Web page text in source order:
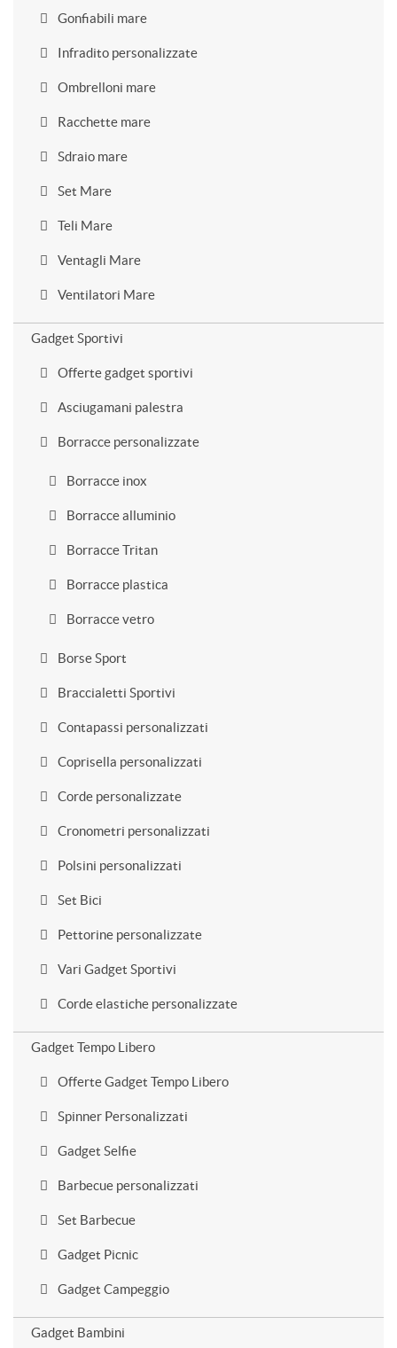
Gonfiabili mare
Infradito personalizzate
Ombrelloni mare
Racchette mare
Sdraio mare
Set Mare
Teli Mare
Ventagli Mare
Ventilatori Mare
Gadget Sportivi
Offerte gadget sportivi
Asciugamani palestra
Borracce personalizzate
Borracce inox
Borracce alluminio
Borracce Tritan
Borracce plastica
Borracce vetro
Borse Sport
Braccialetti Sportivi
Contapassi personalizzati
Coprisella personalizzati
Corde personalizzate
Cronometri personalizzati
Polsini personalizzati
Set Bici
Pettorine personalizzate
Vari Gadget Sportivi
Corde elastiche personalizzate
Gadget Tempo Libero
Offerte Gadget Tempo Libero
Spinner Personalizzati
Gadget Selfie
Barbecue personalizzati
Set Barbecue
Gadget Picnic
Gadget Campeggio
Gadget Bambini